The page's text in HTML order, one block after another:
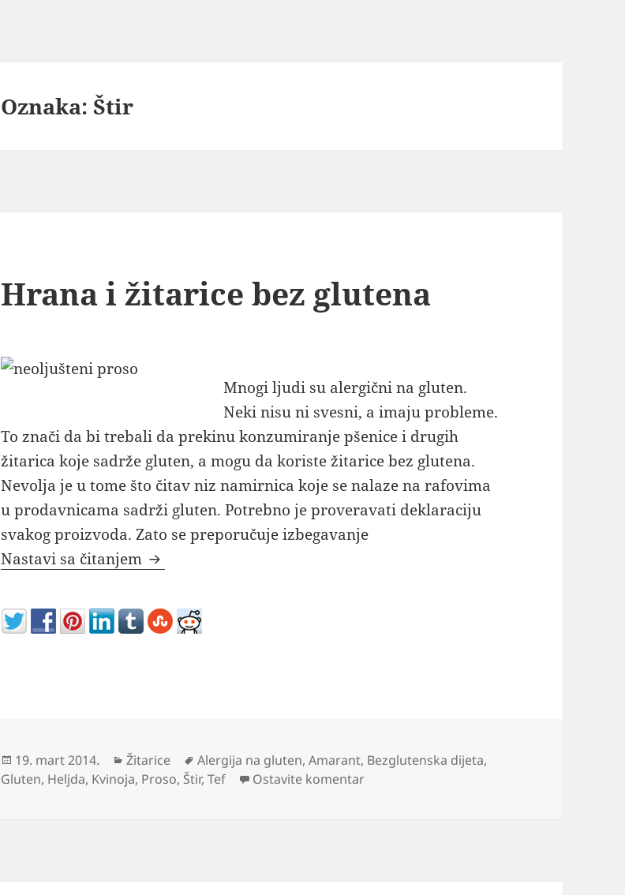
Oznaka:Štir
Hrana i žitarice bez glutena
Mnogi ljudi su alergični na gluten.
Neki nisu ni svesni, a imaju probleme.
To znači da bi trebali da prekinu konzumiranje pšenice i drugih
žitarica koje sadrže gluten, a mogu da koriste žitarice bez glutena.
Nevolja je u tome što čitav niz namirnica koje se nalaze na rafovima
u prodavnicama sadrži gluten. Potrebno je proveravati deklaraciju
svakog proizvoda. Zato se preporučuje izbegavanje
Nastavi sa čitanjem Hrana i žitarice bez glutena
Objavljeno
19. mart 2014. Kategorije
Žitarice Oznake
Alergija na gluten,Amarant, Bezglutenska dijeta,
Gluten, Heljda, Kvinoja, Proso, Štir,Tef Ostavite komentarna Hrana i žitarice bez glutena